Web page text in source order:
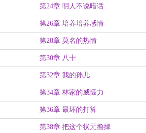
第24章 明人不说暗话
第26章 培养培养感情
第28章 莫名的热情
第30章 八十
第32章 我的孙儿
第34章 林家的威慑力
第36章 最坏的打算
第38章 把这个状元撸掉